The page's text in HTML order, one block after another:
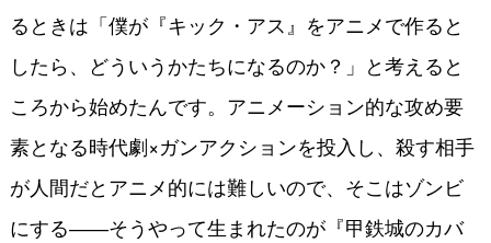
るときは「僕が『キック・アス』をアニメで作ると
したら、どういうかたちになるのか？」と考えると
ころから始めたんです。アニメーション的な攻め要
素となる時代劇×ガンアクションを投入し、殺す相手
が人間だとアニメ的には難しいので、そこはゾンビ
にする――そうやって生まれたのが『甲鉄城のカバ